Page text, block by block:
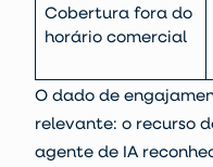
Cobertura fora do
horário comercial
O dado de
relevante: o recurso
agente de IA